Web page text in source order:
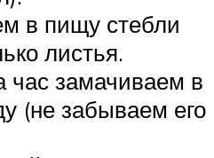
в пищу стебли
листья.
час замачиваем в
(не забываем его